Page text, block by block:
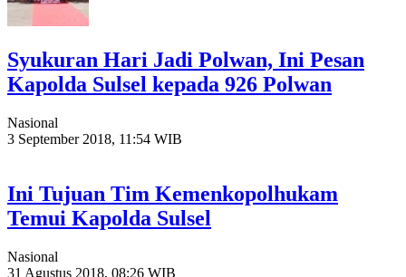
Syukuran Hari Jadi Polwan, Ini Pesan
Kapolda Sulsel kepada 926 Polwan
Nasional
3 September 2018, 11:54 WIB
Ini Tujuan Tim Kemenkopolhukam
Temui Kapolda Sulsel
Nasional
31 Agustus 2018, 08:26 WIB